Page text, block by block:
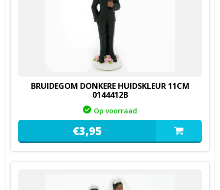
BRUIDEGOM DONKERE HUIDSKLEUR 11CM
0144412B
Op voorraad
€3,95